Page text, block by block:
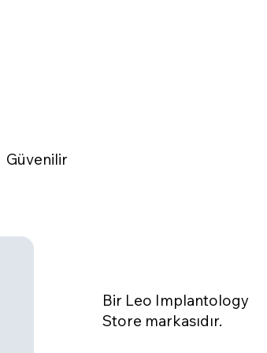
Bir Leo Implantology
Store markasıdır.
Güvenilir